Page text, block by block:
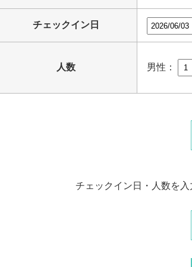
チェックイン日
人数 男性：
チェックイン日・人数を